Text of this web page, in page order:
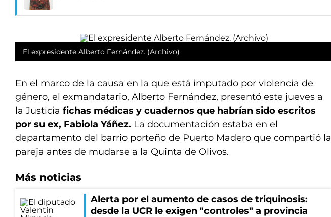
El expresidente Alberto Fernández. (Archivo)
En el marco de la causa en la que está imputado por violencia de
género, el exmandatario, Alberto Fernández, presentó este jueves a
la Justicia fichas médicas y cuadernos que habrían sido escritos
por su ex, Fabiola Yáñez. La documentación estaba en el
departamento del barrio porteño de Puerto Madero que compartió la
pareja antes de mudarse a la Quinta de Olivos.
Más noticias
Alerta por el aumento de casos de triquinosis:
desde la UCR le exigen "controles" a provincia